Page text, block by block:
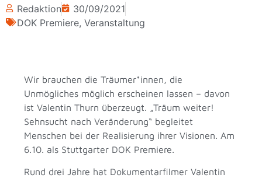
Redaktion
30/09/2021
DOK Premiere, Veranstaltung
Wir brauchen die Träumer*innen, die
Unmögliches möglich erscheinen lassen – davon
ist Valentin Thurn überzeugt. „Träum weiter!
Sehnsucht nach Veränderung“ begleitet
Menschen bei der Realisierung ihrer Visionen. Am
6.10. als Stuttgarter DOK Premiere.
Rund drei Jahre hat Dokumentarfilmer Valentin